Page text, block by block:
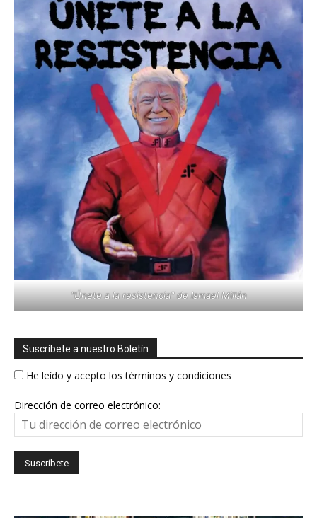
"Únete a la resistencia" de Ismael Millán
Suscríbete a nuestro Boletín
He leído y acepto los términos y condiciones
Dirección de correo electrónico: